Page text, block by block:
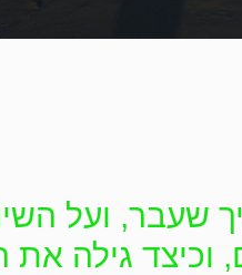
שעבר, ועל
וכיצד גילה